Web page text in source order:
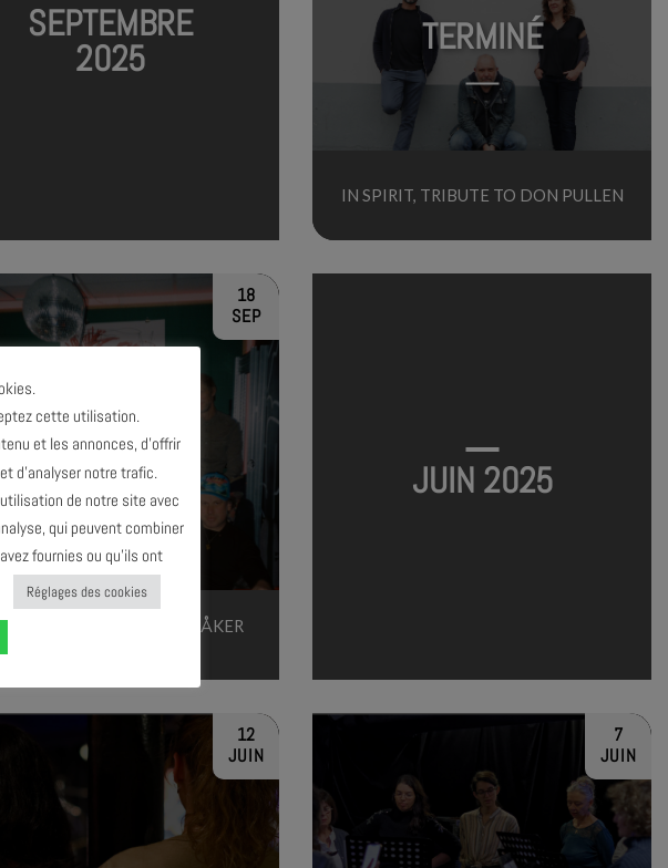
SEPTEMBRE
2025
IN SPIRIT, TRIBUTE TO DON PULLEN
TERMINÉ
18
SEP
KNARR – INGEBRIGT HÅKER
TERMINÉ JUIN 2025
12
JUIN
7
JUIN
cette utilisation.
et les annonces, d’offrir
d’analyser notre trafic.
de notre site avec
qui peuvent combiner
fournies ou qu’ils ont
Réglages des cookies